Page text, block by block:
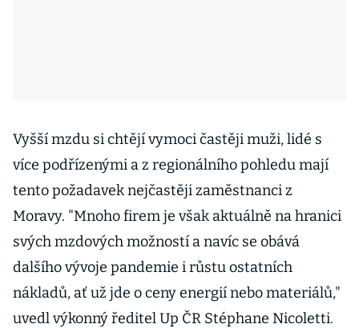
Vyšší mzdu si chtějí vymoci častěji muži, lidé s
více podřízenými a z regionálního pohledu mají
tento požadavek nejčastěji zaměstnanci z
Moravy. "Mnoho firem je však aktuálně na hranici
svých mzdových možností a navíc se obává
dalšího vývoje pandemie i růstu ostatních
nákladů, ať už jde o ceny energií nebo materiálů,"
uvedl výkonný ředitel Up ČR Stéphane Nicoletti.